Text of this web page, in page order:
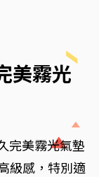
美霧光
完美霧光氣墊
級感，特別適